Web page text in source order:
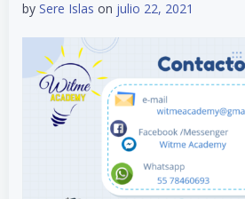
by Sere Islas on julio 22, 2021